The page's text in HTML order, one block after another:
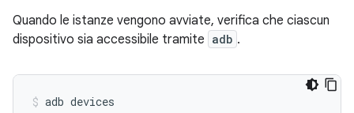
Quando le istanze vengono avviate, verifica che ciascun
dispositivo sia accessibile tramite adb .
adb devices